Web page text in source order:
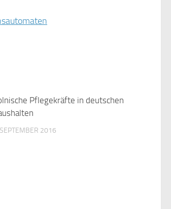
Pflegekräfte in deutschen
2016